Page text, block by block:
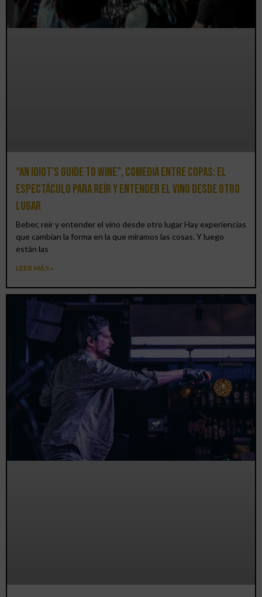
“An Idiot’s Guide to Wine”, comedia entre copas: el
espectáculo para reír y entender el vino desde otro
lugar
Beber, reír y entender el vino desde otro lugar Hay experiencias
que cambian la forma en la que miramos las cosas. Y luego
están las
LEER MÁS »